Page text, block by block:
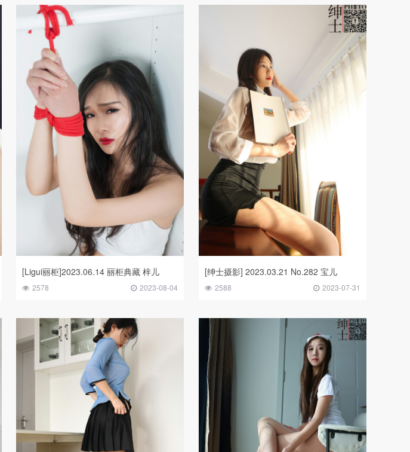
[Ligui丽柜]2023.06.14 丽柜典藏 梓儿
2578 2023-08-04
[绅士摄影] 2023.03.21 No.282 宝儿
2588 2023-07-31